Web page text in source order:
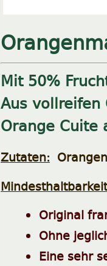
Mit 50%
Aus
Orange Cuite
Zutaten:
Original
Ohne
Eine sehr